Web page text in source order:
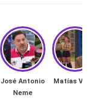
José Antonio
Neme
Matías Vega